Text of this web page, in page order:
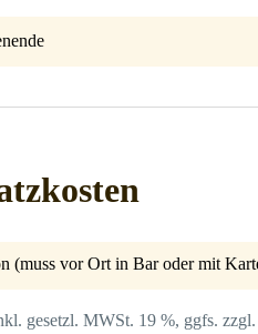
(muss vor Ort in Bar oder mit
gesetzl. MWSt. 19 %, ggfs.